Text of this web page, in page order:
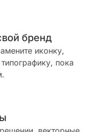
бренд
иконку,
пока